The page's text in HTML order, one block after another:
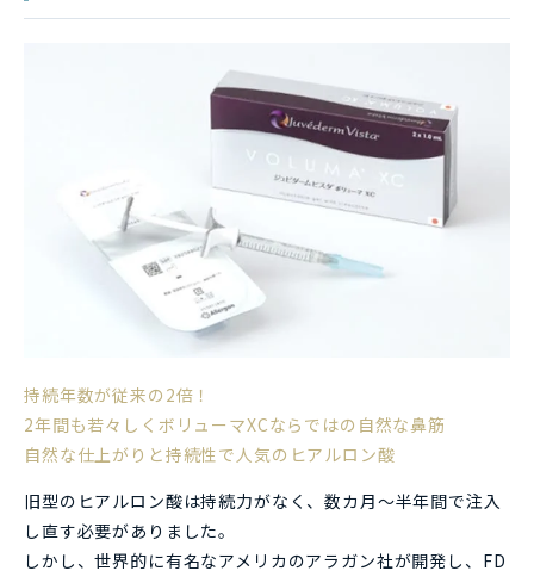
持続年数が従来の2倍！
2年間も若々しくボリューマXCならではの自然な鼻筋
自然な仕上がりと持続性で人気のヒアルロン酸
旧型のヒアルロン酸は持続力がなく、数カ月～半年間で注入
し直す必要がありました。
しかし、世界的に有名なアメリカのアラガン社が開発し、FD